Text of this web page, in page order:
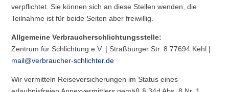
verpflichtet. Sie können sich an diese Stellen wenden, die
Teilnahme ist für beide Seiten aber freiwillig.
Allgemeine Verbraucherschlichtungsstelle:
Zentrum für Schlichtung e.V. | Straßburger Str. 8 77694 Kehl |
mail@verbraucher-schlichter.de
Wir vermitteln Reiseversicherungen im Status eines